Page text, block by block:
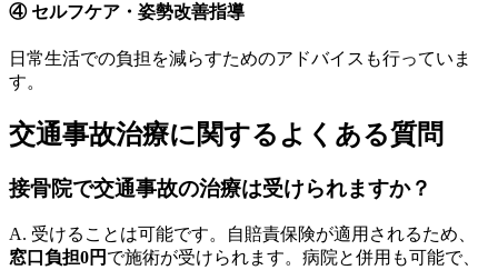
④ セルフケア・姿勢改善指導
日常生活での負担を減らすためのアドバイスも行っていま
す。
交通事故治療に関するよくある質問
接骨院で交通事故の治療は受けられますか？
A. 受けることは可能です。自賠責保険が適用されるため、
窓口負担0円 で施術が受けられます。病院と併用も可能で、